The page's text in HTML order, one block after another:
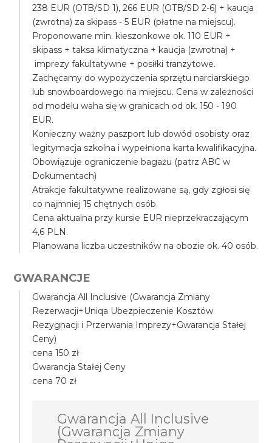
238 EUR (OTB/SD 1), 266 EUR (OTB/SD 2-6) + kaucja
(zwrotna) za skipass - 5 EUR (płatne na miejscu).
Proponowane min. kieszonkowe ok. 110 EUR +
skipass + taksa klimatyczna + kaucja (zwrotna) +
imprezy fakultatywne + posiłki tranzytowe.
Zachęcamy do wypożyczenia sprzętu narciarskiego
lub snowboardowego na miejscu. Cena w zależności
od modelu waha się w granicach od ok. 150 - 190
EUR.
Konieczny ważny paszport lub dowód osobisty oraz
legitymacja szkolna i wypełniona karta kwalifikacyjna.
Obowiązuje ograniczenie bagażu (patrz ABC w
Dokumentach)
Atrakcje fakultatywne realizowane są, gdy zgłosi się
co najmniej 15 chętnych osób.
Cena aktualna przy kursie EUR nieprzekraczającym
4,6 PLN.
Planowana liczba uczestników na obozie ok. 40 osób.
GWARANCJE
Gwarancja All Inclusive (Gwarancja Zmiany
Rezerwacji+Uniqa Ubezpieczenie Kosztów
Rezygnacji i Przerwania Imprezy+Gwarancja Stałej
Ceny)
cena 150 zł
Gwarancja Stałej Ceny
cena 70 zł
Gwarancja All Inclusive
(Gwarancja Zmiany